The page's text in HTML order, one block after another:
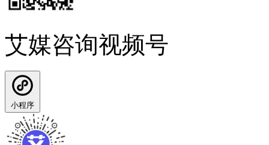
艾媒咨询视频号
小程序